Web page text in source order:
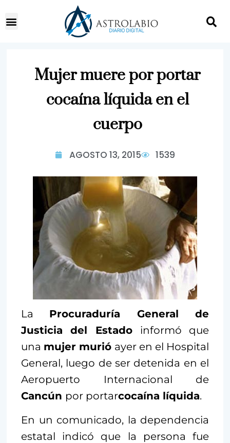
Mujer muere por portar
cocaína líquida en el
cuerpo
AGOSTO 13, 2015 1539
La Procuraduría General de
Justicia del Estado informó que
una mujer murió ayer en el Hospital
General, luego de ser detenida en el
Aeropuerto Internacional de
Cancún por portarcocaína líquida.
En un comunicado, la dependencia
estatal indicó que la persona fue